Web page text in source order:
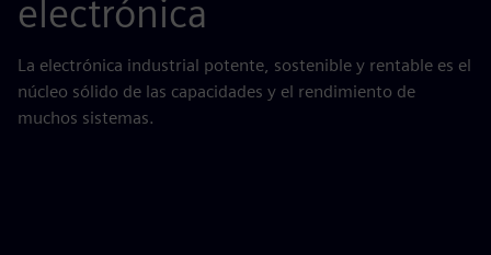
electrónica
La electrónica industrial potente, sostenible y rentable es el
núcleo sólido de las capacidades y el rendimiento de
muchos sistemas.